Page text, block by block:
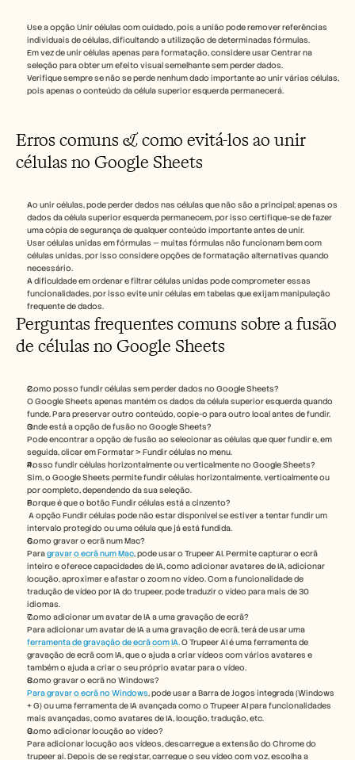
Use a opção Unir células com cuidado, pois a união pode remover referências
individuais de células, dificultando a utilização de determinadas fórmulas.
Em vez de unir células apenas para formatação, considere usar Centrar na
seleção para obter um efeito visual semelhante sem perder dados.
Verifique sempre se não se perde nenhum dado importante ao unir várias células,
pois apenas o conteúdo da célula superior esquerda permanecerá.
Erros comuns & como evitá-los ao unir
células no Google Sheets
Ao unir células, pode perder dados nas células que não são a principal; apenas os
dados da célula superior esquerda permanecem, por isso certifique-se de fazer
uma cópia de segurança de qualquer conteúdo importante antes de unir.
Usar células unidas em fórmulas — muitas fórmulas não funcionam bem com
células unidas, por isso considere opções de formatação alternativas quando
necessário.
A dificuldade em ordenar e filtrar células unidas pode comprometer essas
funcionalidades, por isso evite unir células em tabelas que exijam manipulação
frequente de dados.
Perguntas frequentes comuns sobre a fusão
de células no Google Sheets
Como posso fundir células sem perder dados no Google Sheets?
O Google Sheets apenas mantém os dados da célula superior esquerda quando
funde. Para preservar outro conteúdo, copie-o para outro local antes de fundir.
Onde está a opção de fusão no Google Sheets?
Pode encontrar a opção de fusão ao selecionar as células que quer fundir e, em
seguida, clicar em Formatar > Fundir células no menu.
Posso fundir células horizontalmente ou verticalmente no Google Sheets?
Sim, o Google Sheets permite fundir células horizontalmente, verticalmente ou
por completo, dependendo da sua seleção.
Porque é que o botão Fundir células está a cinzento?
intervalo protegido ou uma célula que já está fundida.
Como gravar o ecrã num Mac?
Para gravar o ecrã num Mac, pode usar o Trupeer AI. Permite capturar o ecrã
inteiro e oferece capacidades de IA, como adicionar avatares de IA, adicionar
locução, aproximar e afastar o zoom no vídeo. Com a funcionalidade de
tradução de vídeo por IA do trupeer, pode traduzir o vídeo para mais de 30
idiomas.
Como adicionar um avatar de IA a uma gravação de ecrã?
ferramenta de gravação de ecrã com IA. O Trupeer AI é uma ferramenta de
gravação de ecrã com IA, que o ajuda a criar vídeos com vários avatares e
também o ajuda a criar o seu próprio avatar para o vídeo.
Como gravar o ecrã no Windows?
Para gravar o ecrã no Windows, pode usar a Barra de Jogos integrada (Windows
+ G) ou uma ferramenta de IA avançada como o Trupeer AI para funcionalidades
mais avançadas, como avatares de IA, locução, tradução, etc.
Como adicionar locução ao vídeo?
Para adicionar locução aos vídeos, descarregue a extensão do Chrome do
trupeer ai. Depois de se registar, carregue o seu vídeo com voz, escolha a